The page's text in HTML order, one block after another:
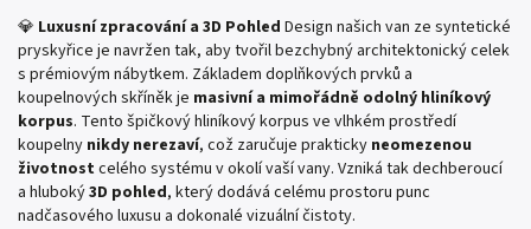
💎 Luxusní zpracování a 3D Pohled Design našich van ze syntetické
pryskyřice je navržen tak, aby tvořil bezchybný architektonický celek
s prémiovým nábytkem. Základem doplňkových prvků a
koupelnových skříněk je masivní a mimořádně odolný hliníkový
korpus. Tento špičkový hliníkový korpus ve vlhkém prostředí
koupelny nikdy nerezaví, což zaručuje prakticky neomezenou
životnostcelého systému v okolí vaší vany. Vzniká tak dechberoucí
a hluboký3D pohled, který dodává celému prostoru punc
nadčasového luxusu a dokonalé vizuální čistoty.